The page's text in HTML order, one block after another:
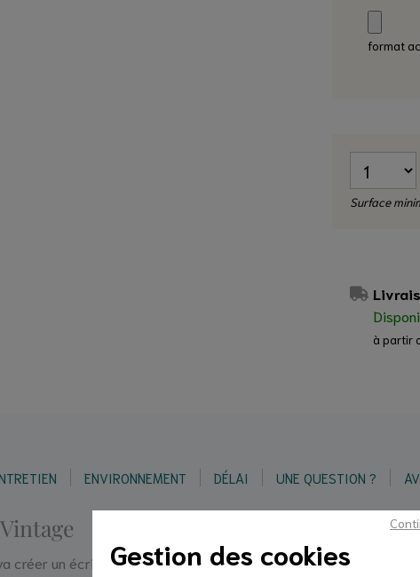
Gestion des cookies
format
Surface
à partir
ENVIRONNEMENT DÉLAI UNE QUESTION ?
créer un écrin bleu marine dans votre cuisine, évoquant